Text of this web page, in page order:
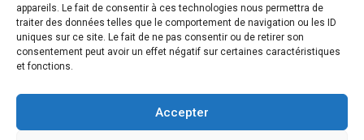
appareils. Le fait de consentir à ces technologies nous permettra de
traiter des données telles que le comportement de navigation ou les ID
uniques sur ce site. Le fait de ne pas consentir ou de retirer son
consentement peut avoir un effet négatif sur certaines caractéristiques
et fonctions.
Accepter